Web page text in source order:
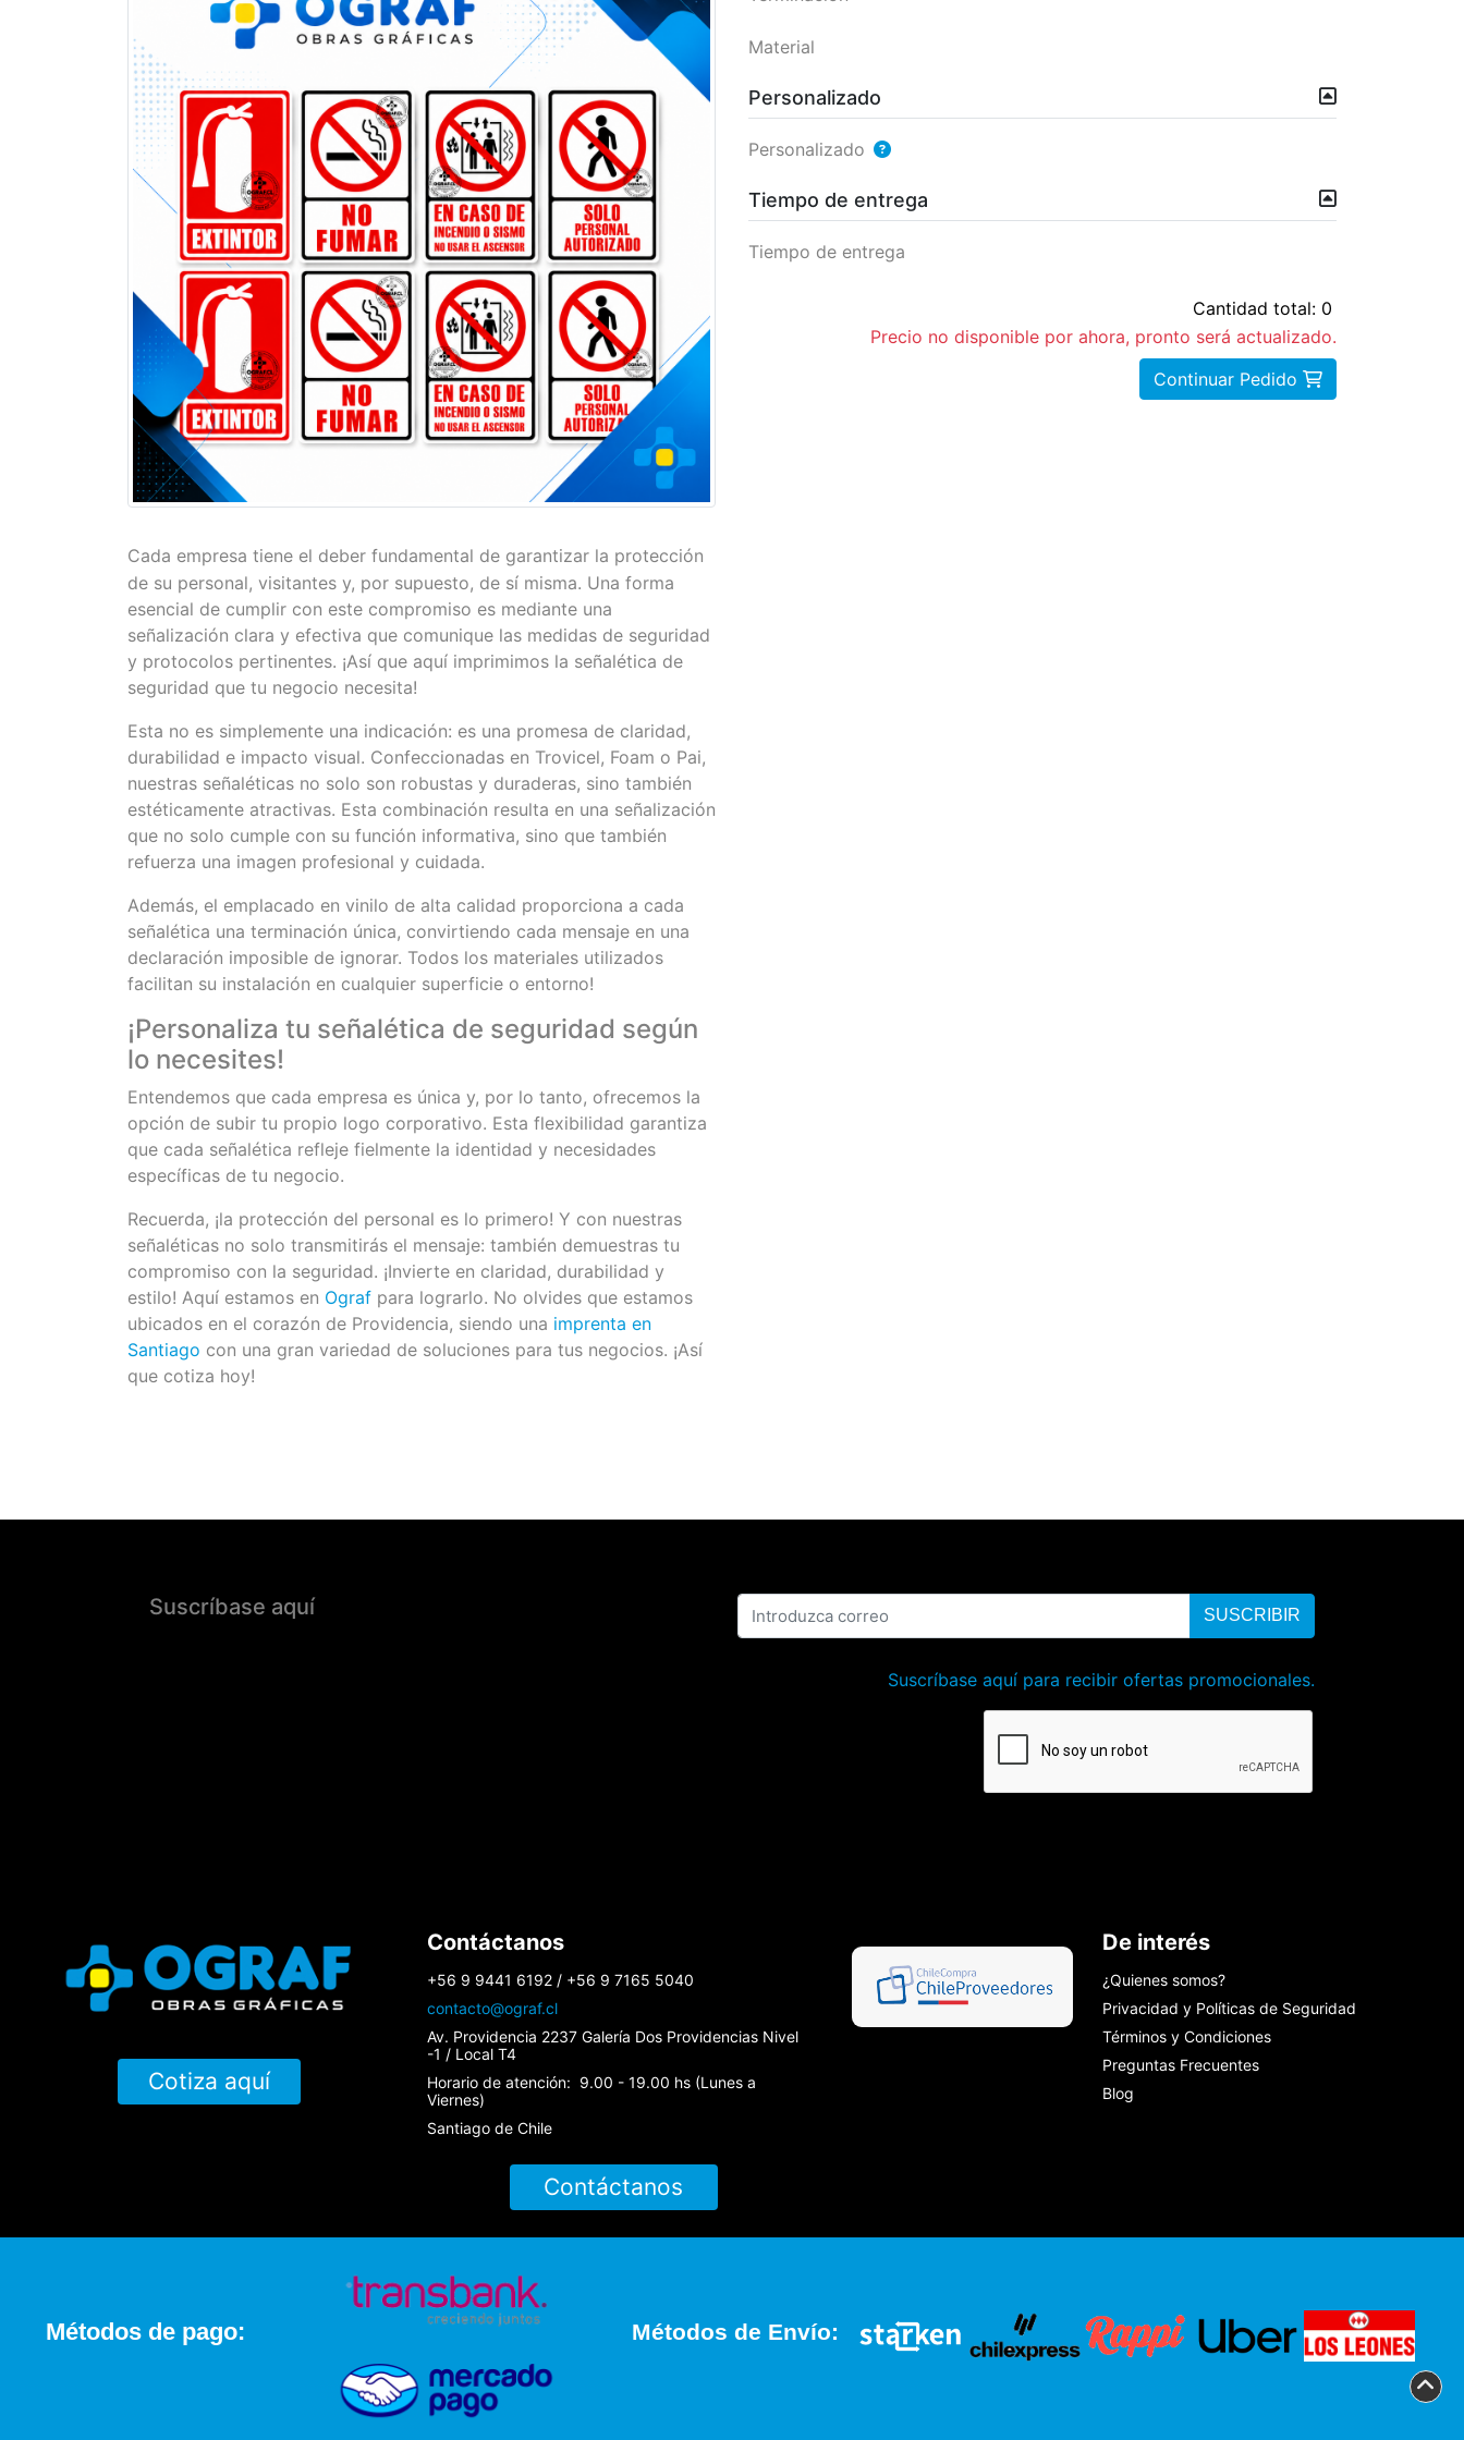
Cada empresa tiene el deber fundamental de garantizar la protección
de su personal, visitantes y, por supuesto, de sí misma. Una forma
esencial de cumplir con este compromiso es mediante una
señalización clara y efectiva que comunique las medidas de seguridad
y protocolos pertinentes. ¡Así que aquí imprimimos la señalética de
seguridad que tu negocio necesita!
Esta no es simplemente una indicación: es una promesa de claridad,
durabilidad e impacto visual. Confeccionadas en Trovicel, Foam o Pai,
nuestras señaléticas no solo son robustas y duraderas, sino también
estéticamente atractivas. Esta combinación resulta en una señalización
que no solo cumple con su función informativa, sino que también
refuerza una imagen profesional y cuidada.
Además, el emplacado en vinilo de alta calidad proporciona a cada
señalética una terminación única, convirtiendo cada mensaje en una
declaración imposible de ignorar. Todos los materiales utilizados
facilitan su instalación en cualquier superficie o entorno!
¡Personaliza tu señalética de seguridad según
lo necesites!
Entendemos que cada empresa es única y, por lo tanto, ofrecemos la
opción de subir tu propio logo corporativo. Esta flexibilidad garantiza
que cada señalética refleje fielmente la identidad y necesidades
específicas de tu negocio.
Recuerda, ¡la protección del personal es lo primero! Y con nuestras
señaléticas no solo transmitirás el mensaje: también demuestras tu
compromiso con la seguridad. ¡Invierte en claridad, durabilidad y
estilo! Aquí estamos en Ograf para lograrlo. No olvides que estamos
ubicados en el corazón de Providencia, siendo una imprenta en
Santiago con una gran variedad de soluciones para tus negocios. ¡Así
que cotiza hoy!
Material
Personalizado
Personalizado
Tiempo de entrega
Tiempo de entrega
Cantidad total: 0
Precio no disponible por ahora, pronto será actualizado.
Continuar Pedido
Suscríbase aquí SUSCRIBIR
Suscríbase aquí para recibir ofertas promocionales.
Cotiza aquí
Contáctanos
+56 9 9441 6192 / +56 9 7165 5040
contacto@ograf.cl
Av. Providencia 2237 Galería Dos Providencias Nivel
-1 / Local T4
Horario de atención: 9.00 - 19.00 hs (Lunes a
Viernes)
Santiago de Chile
Contáctanos
De interés
¿Quienes somos?
Privacidad y Políticas de Seguridad
Términos y Condiciones
Preguntas Frecuentes
Blog
Métodos de pago: Métodos de Envío: